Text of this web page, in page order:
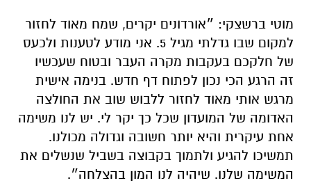
מוטי ברשצקי: ״אורדונים יקרים, שמח מאוד לחזור
למקום שבו גדלתי מגיל 5. אני מודע לטענות ולכעס
של חלקכם בעקבות מקרה העבר ובטוח שעכשיו
זה הרגע הכי נכון לפתוח דף חדש. בנימה אישית
מרגש אותי מאוד לחזור ללבוש שוב את החולצה
האדומה של המועדון שכל כך יקר לי. יש לנו משימה
אחת עיקרית והיא יותר חשובה וגדולה מכולנו.
תמשיכו להגיע ולתמוך בקבוצה בשביל שנשלים את
המשימה שלנו. שיהיה לנו המון בהצלחה״.